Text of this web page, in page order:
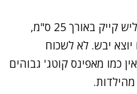
בהחלט. יוצקים לתבנית אינגליש קייק באורך 25 ס"מ,
יוצא יבש. לא לשכוח
כמו מאפינס קוטג' גבוהים
מהילדות.